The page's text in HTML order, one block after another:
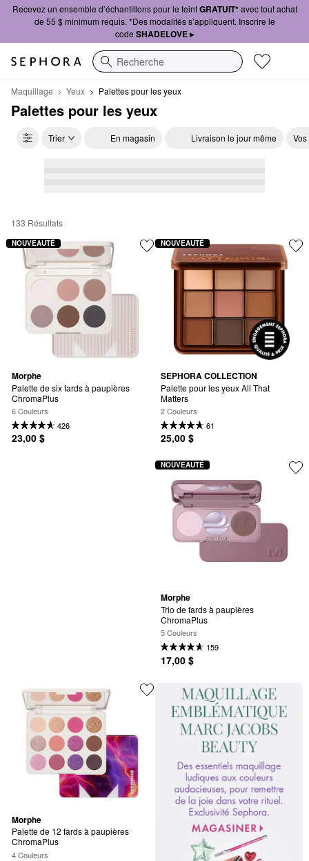
Recevez un ensemble d’échantillons pour le teintGRATUIT*avec tout achat
de 55 $ minimum requis. *Des modalités s’appliquent. Inscrire le
code SHADELOVE ▸
Recherche
Maquillage Yeux Palettes pour les yeux
Palettes pour les yeux
Trier En magasin Livraison le jour même
Palettes pour les yeux
133 Résultats
Morphe
Palette de six fards à paupières
ChromaPlus
6 Couleurs
426
23,00 $
NOUVEAUTÉ
SEPHORA COLLECTION
Palette pour les yeux All That
Matters
2 Couleurs
61
25,00 $
NOUVEAUTÉ
Morphe
Trio de fards à paupières
ChromaPlus
5 Couleurs
159
17,00 $
NOUVEAUTÉ
Morphe
Palette de 12 fards à paupières
ChromaPlus
4 Couleurs